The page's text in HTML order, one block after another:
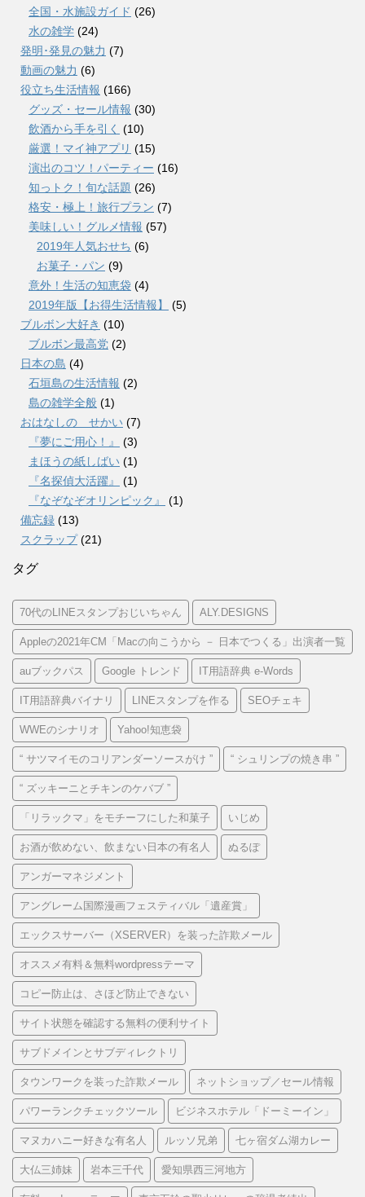
全国・水施設ガイド (26)
水の雑学 (24)
発明･発見の魅力 (7)
動画の魅力 (6)
役立ち生活情報 (166)
グッズ・セール情報 (30)
飲酒から手を引く (10)
厳選！マイ神アプリ (15)
演出のコツ！パーティー (16)
知っトク！旬な話題 (26)
格安・極上！旅行プラン (7)
美味しい！グルメ情報 (57)
2019年人気おせち (6)
お菓子・パン (9)
意外！生活の知恵袋 (4)
2019年版【お得生活情報】
(5)
ブルボン大好き (10)
ブルボン最高党 (2)
日本の島 (4)
石垣島の生活情報 (2)
島の雑学全般 (1)
おはなしの せかい (7)
『夢にご用心！』
(3)
まほうの紙しばい (1)
『名探偵大活躍』
(1)
『なぞなぞオリンピック』
(1)
備忘録 (13)
スクラップ(21)
タグ
70代のLINEスタンプおじいちゃん ALY.DESIGNS
Appleの2021年CM「Macの向こうから － 日本でつくる」出演者一覧
auブックパス Google トレンド IT用語辞典 e-Words
IT用語辞典バイナリ LINEスタンプを作る SEOチェキ
WWEのシナリオ Yahoo!知恵袋
“ サツマイモのコリアンダーソースがけ ” “ シュリンプの焼き串 ”
“ ズッキーニとチキンのケバブ ”
「リラックマ」をモチーフにした和菓子 いじめ
お酒が飲めない、飲まない日本の有名人 ぬるぽ
アンガーマネジメント
アングレーム国際漫画フェスティバル「遺産賞」
エックスサーバー（XSERVER）を装った詐欺メール
オススメ有料＆無料wordpressテーマ
コピー防止は、さほど防止できない
サイト状態を確認する無料の便利サイト
サブドメインとサブディレクトリ
タウンワークを装った詐欺メール ネットショップ／セール情報
パワーランクチェックツール ビジネスホテル「ドーミーイン」
マヌカハニー好きな有名人 ルッソ兄弟 七ヶ宿ダム湖カレー
大仏三姉妹 岩本三千代 愛知県西三河地方